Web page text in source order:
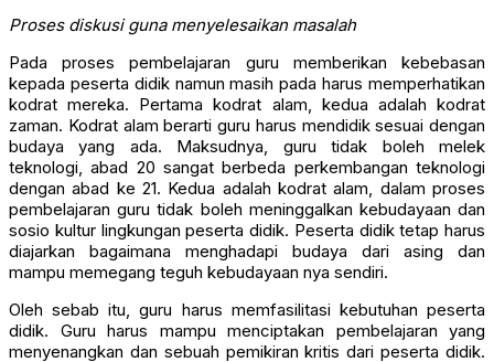
Proses diskusi guna menyelesaikan masalah
Pada proses pembelajaran guru memberikan kebebasan
kepada peserta didik namun masih pada harus memperhatikan
kodrat mereka. Pertama kodrat alam, kedua adalah kodrat
zaman. Kodrat alam berarti guru harus mendidik sesuai dengan
budaya yang ada. Maksudnya, guru tidak boleh melek
teknologi, abad 20 sangat berbeda perkembangan teknologi
dengan abad ke 21. Kedua adalah kodrat alam, dalam proses
pembelajaran guru tidak boleh meninggalkan kebudayaan dan
sosio kultur lingkungan peserta didik. Peserta didik tetap harus
diajarkan bagaimana menghadapi budaya dari asing dan
mampu memegang teguh kebudayaan nya sendiri.
Oleh sebab itu, guru harus memfasilitasi kebutuhan peserta
didik. Guru harus mampu menciptakan pembelajaran yang
menyenangkan dan sebuah pemikiran kritis dari peserta didik.